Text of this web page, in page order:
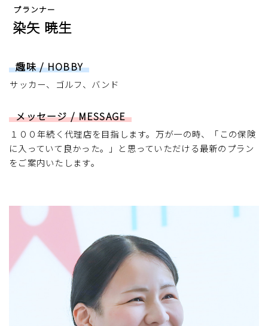
プランナー
染矢 暁生
趣味 / HOBBY
サッカー、ゴルフ、バンド
メッセージ / MESSAGE
１００年続く代理店を目指します。万が一の時、「この保険
に入っていて良かった。」と思っていただける最新のプラン
をご案内いたします。